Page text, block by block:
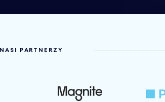
NASI PARTNERZY